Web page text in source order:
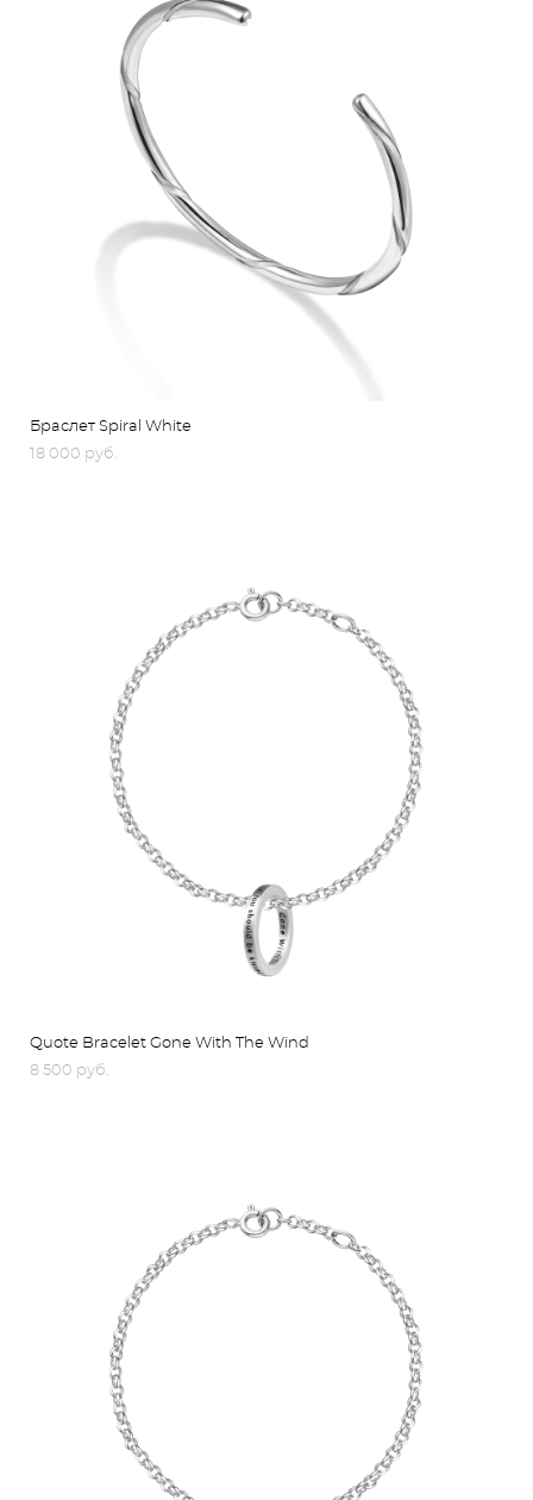
Браслет Spiral White
18 000 pуб.
Quote Bracelet Gone With The Wind
8 500 pуб.